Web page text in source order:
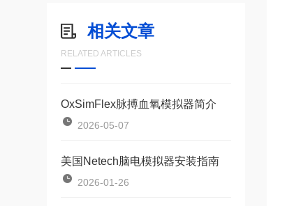
相关文章
RELATED ARTICLES
OxSimFlex脉搏血氧模拟器简介
2026-05-07
美国Netech脑电模拟器安装指南
2026-01-26